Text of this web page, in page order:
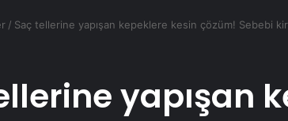
/ Saç tellerine yapışan kepeklere kesin çözüm! Sebebi
yapışan